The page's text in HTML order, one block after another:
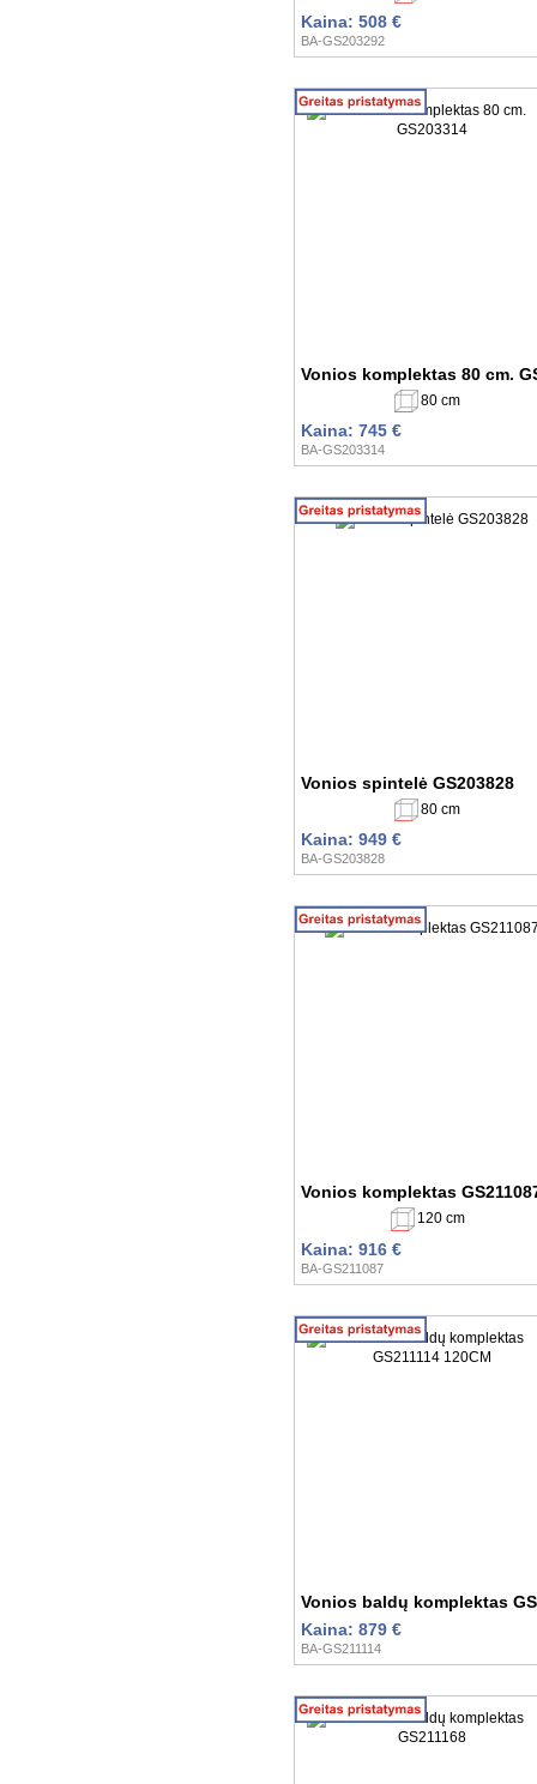
Kaina: 508 €
BA-GS203292
Vonios komplektas 80 cm.
80 cm
Kaina: 745 €
BA-GS203314
Vonios spintelė GS203828
80 cm
Kaina: 949 €
BA-GS203828
Vonios komplektas
120 cm
Kaina: 916 €
BA-GS211087
Vonios baldų komplektas
Kaina: 879 €
BA-GS211114